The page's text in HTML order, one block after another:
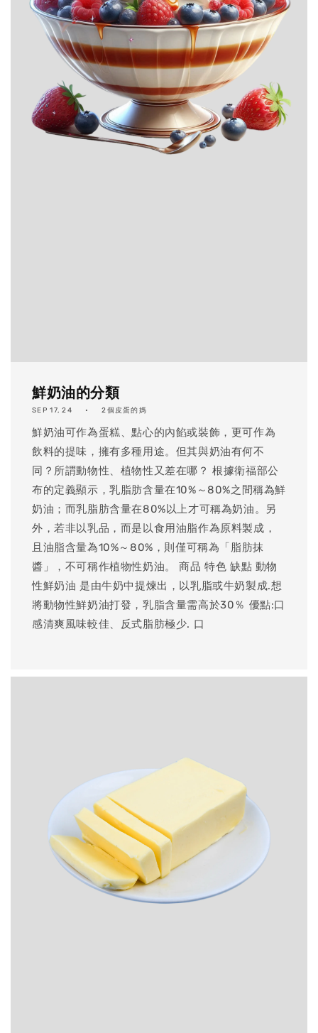
鮮奶油的分類
SEP 17, 24 2個皮蛋的媽
鮮奶油可作為蛋糕、點心的內餡或裝飾，更可作為
飲料的提味，擁有多種用途。但其與奶油有何不
同？所謂動物性、植物性又差在哪？ 根據衛福部公
布的定義顯示，乳脂肪含量在10%～80%之間稱為鮮
奶油；而乳脂肪含量在80%以上才可稱為奶油。另
外，若非以乳品，而是以食用油脂作為原料製成，
且油脂含量為10%～80%，則僅可稱為「脂肪抹
醬」，不可稱作植物性奶油。 商品 特色 缺點 動物
性鮮奶油 是由牛奶中提煉出，以乳脂或牛奶製成.想
將動物性鮮奶油打發，乳脂含量需高於30％ 優點:口
感清爽風味較佳、反式脂肪極少. 口